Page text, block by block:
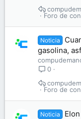
Foro de
Noticia
gasolina,
0
Foro de
Noticia